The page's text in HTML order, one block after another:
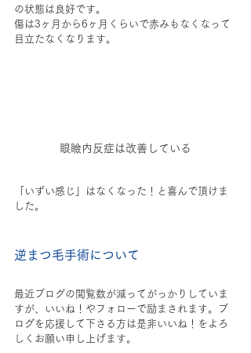
の状態は良好です。
傷は3ヶ月から6ヶ月くらいで赤みもなくなって
目立たなくなります。
眼瞼内反症は改善している
「いずい感じ」はなくなった！と喜んで頂けま
した。
逆まつ毛手術について
最近ブログの閲覧数が減ってがっかりしていま
すが、いいね！やフォローで励まされます。ブ
ログを応援して下さる方は是非いいね！をよろ
しくお願い申し上げます。